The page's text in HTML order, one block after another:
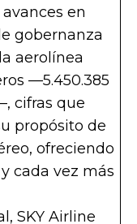
en
gobernanza
aerolínea
—5.450.385
cifras que
propósito de
ofreciendo
cada vez más
SKY Airline